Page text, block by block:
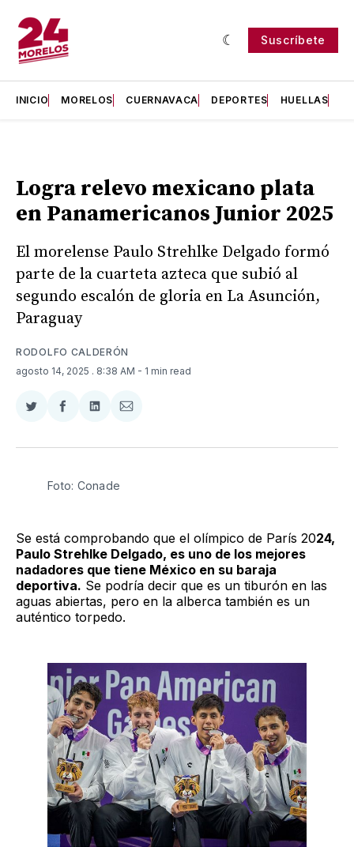
Suscríbete
INICIO MORELOS CUERNAVACA DEPORTES HUELLAS
Logra relevo mexicano plata
en Panamericanos Junior 2025
El morelense Paulo Strehlke Delgado formó
parte de la cuarteta azteca que subió al
segundo escalón de gloria en La Asunción,
Paraguay
RODOLFO CALDERÓN
agosto 14, 2025 . 8:38 AM - 1 min read
Compartir
Twitter
Compartir
Facebook
Compartir
LinkedIn
Compartir
Email
Foto: Conade
Se está comprobando que el olímpico de París 2024,
Paulo Strehlke Delgado, es uno de los mejores
nadadores que tiene México en su baraja
deportiva. Se podría decir que es un tiburón en las
aguas abiertas, pero en la alberca también es un
auténtico torpedo.